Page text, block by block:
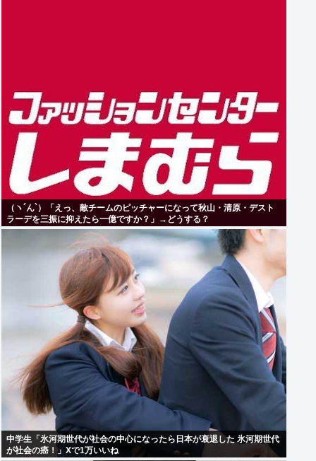
（ヽ´ん`）「えっ、敵チームのピッチャーになって秋山・清原・デスト
ラーデを三振に抑えたら一億ですか？」→どうする？
中学生「氷河期世代が社会の中心になったら日本が衰退した 氷河期世代
が社会の癌！」Xで1万いいね